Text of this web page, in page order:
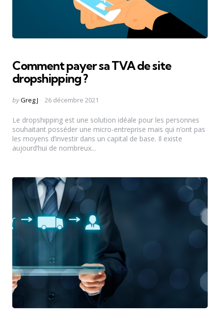
Comment payer sa TVA de site
dropshipping ?
Posted
byGreg J 26 décembre 2021
Le dropshipping est une solution idéale pour les personnes
souhaitant posséder une micro-entreprise mais qui n’ont pas
les moyens d’investir dans un capital de base. Il existe
aujourd’hui de nombreux...